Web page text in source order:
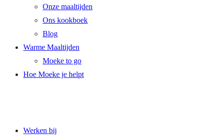
Onze maaltijden
Ons kookboek
Blog
Warme Maaltijden
Moeke to go
Hoe Moeke je helpt
Werken bij